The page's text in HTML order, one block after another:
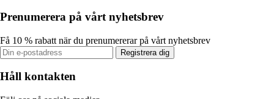
Prenumerera på vårt nyhetsbrev
Få 10 % rabatt när du prenumererar på vårt nyhetsbrev
Registrera dig
Håll kontakten